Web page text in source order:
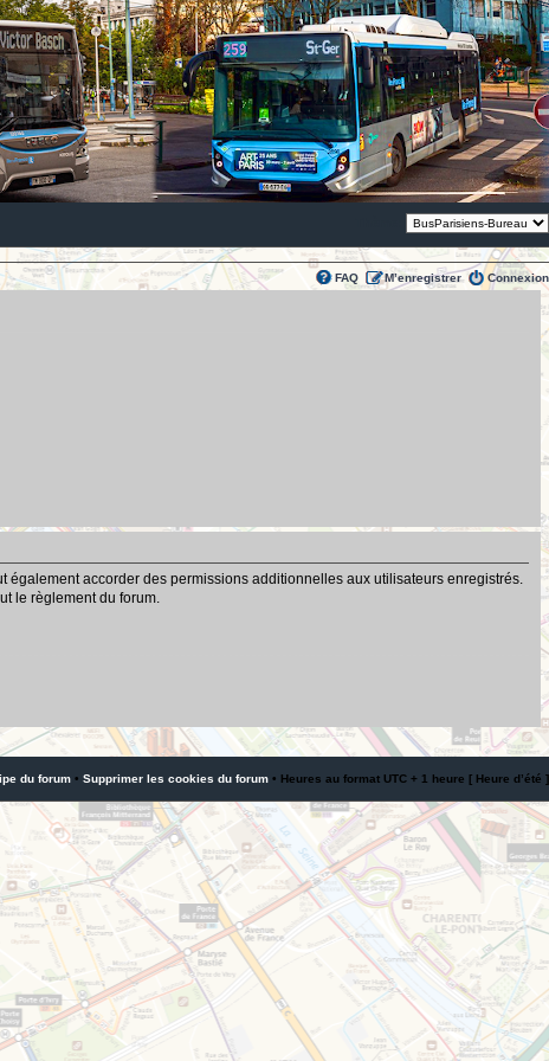
FAQ M’enregistrer Connexion
également accorder des permissions additionnelles aux utilisateurs enregistrés.
le règlement du forum.
du forum • Supprimer les cookies du forum • Heures au format UTC + 1 heure [ Heure d’été ]